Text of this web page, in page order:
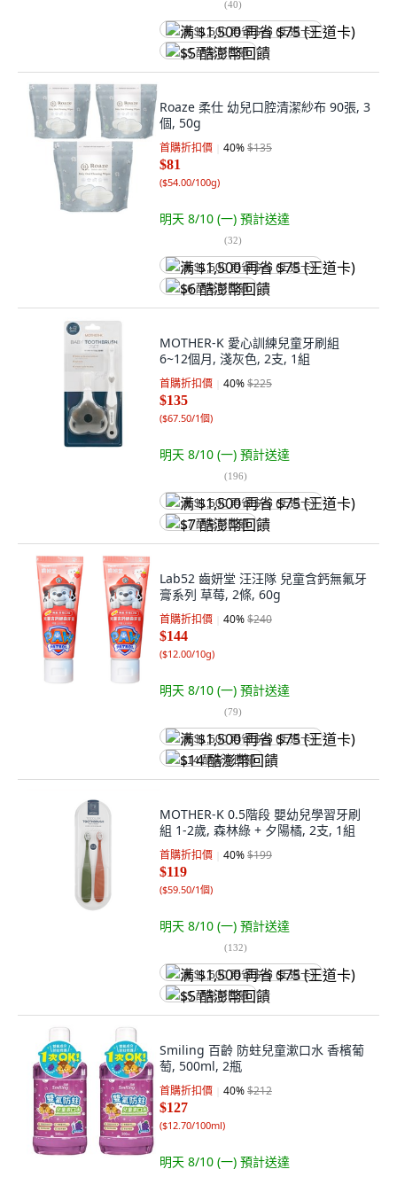
(40)
满 $1,500 再省 $75 (王道卡)
$5 酷澎幣回饋
Roaze 柔仕 幼兒口腔清潔紗布 90張, 3
個, 50g
首購折扣價 40%$135
$81
($54.00/100g)
明天 8/10 (一) 預計送達
(32)
满 $1,500 再省 $75 (王道卡)
$6 酷澎幣回饋
MOTHER-K 愛心訓練兒童牙刷組
6~12個月, 淺灰色, 2支, 1組
首購折扣價 40%$225
$135
($67.50/1個)
明天 8/10 (一) 預計送達
(196)
满 $1,500 再省 $75 (王道卡)
$7 酷澎幣回饋
Lab52 齒妍堂 汪汪隊 兒童含鈣無氟牙
膏系列 草莓, 2條, 60g
首購折扣價 40%$240
$144
($12.00/10g)
明天 8/10 (一) 預計送達
(79)
满 $1,500 再省 $75 (王道卡)
$14 酷澎幣回饋
MOTHER-K 0.5階段 嬰幼兒學習牙刷
組 1-2歲, 森林綠 + 夕陽橘, 2支, 1組
首購折扣價 40%$199
$119
($59.50/1個)
明天 8/10 (一) 預計送達
(132)
满 $1,500 再省 $75 (王道卡)
$5 酷澎幣回饋
Smiling 百齡 防蛀兒童漱口水 香檳葡
萄, 500ml, 2瓶
首購折扣價 40%$212
$127
($12.70/100ml)
明天 8/10 (一) 預計送達